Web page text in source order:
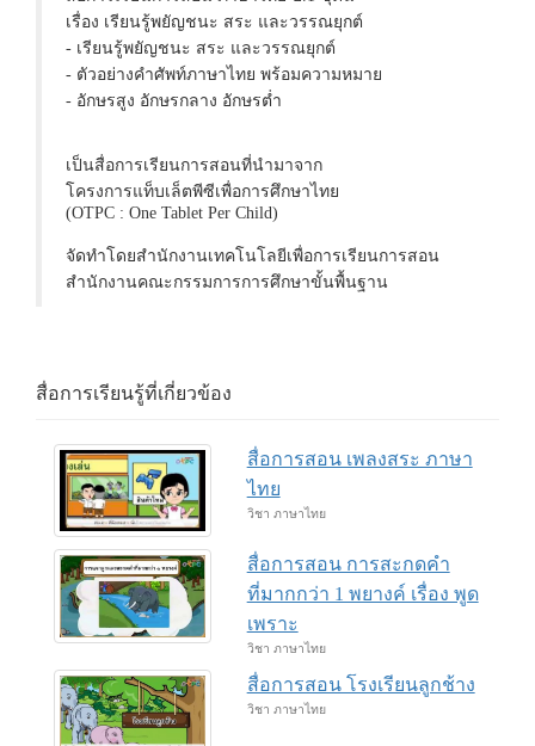
เรื่อง เรียนรู้พยัญชนะ สระ และวรรณยุกต์
- เรียนรู้พยัญชนะ สระ และวรรณยุกต์
- ตัวอย่างคำศัพท์ภาษาไทย พร้อมความหมาย
- อักษรสูง อักษรกลาง อักษรต่ำ
เป็นสื่อการเรียนการสอนที่นำมาจาก
โครงการแท็บเล็ตพีซีเพื่อการศึกษาไทย
(OTPC : One Tablet Per Child)
จัดทำโดยสำนักงานเทคโนโลยีเพื่อการเรียนการสอน
สำนักงานคณะกรรมการการศึกษาขั้นพื้นฐาน
สื่อการเรียนรู้ที่เกี่ยวข้อง
สื่อการสอน เพลงสระ ภาษา
ไทย
วิชา ภาษาไทย
สื่อการสอน การสะกดคำ
ที่มากกว่า 1 พยางค์ เรื่อง พูด
เพราะ
วิชา ภาษาไทย
สื่อการสอน โรงเรียนลูกช้าง
วิชา ภาษาไทย